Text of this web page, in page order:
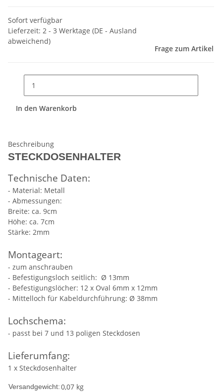
Sofort verfügbar
Lieferzeit: 2 - 3 Werktage (DE - Ausland
abweichend)
Frage zum Artikel
In den Warenkorb
Beschreibung
STECKDOSENHALTER
Technische Daten:
- Material: Metall
- Abmessungen:
Breite: ca. 9cm
Höhe: ca. 7cm
Stärke: 2mm
Montageart:
- zum anschrauben
- Befestigungsloch seitlich: Ø 13mm
- Befestigungslöcher: 12 x Oval 6mm x 12mm
- Mittelloch für Kabeldurchführung: Ø 38mm
Lochschema:
- passt bei 7 und 13 poligen Steckdosen
Lieferumfang:
1 x Steckdosenhalter
Versandgewicht:0,07 kg